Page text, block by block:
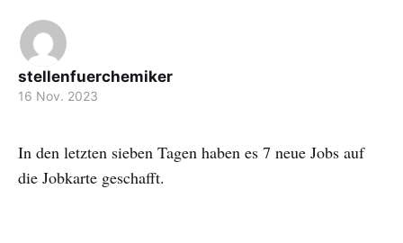
stellenfuerchemiker
16 Nov. 2023
In den letzten sieben Tagen haben es 7 neue Jobs auf
die Jobkarte geschafft.